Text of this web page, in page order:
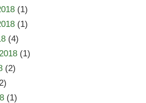
(1)
(1)
(4)
(1)
(2)
(1)